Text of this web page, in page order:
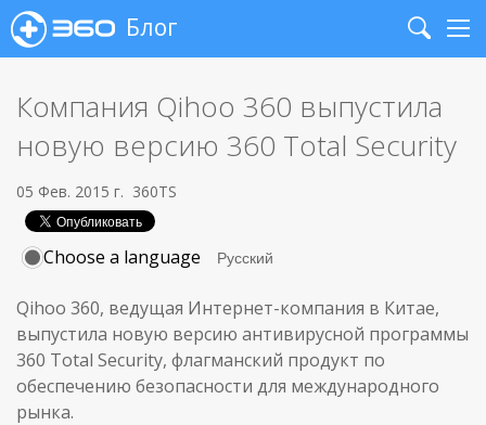
Блог
Search
Компания Qihoo 360 выпустила
новую версию 360 Total Security
05 Фев. 2015 г. 360TS
Choose a language
Qihoo 360, ведущая Интернет-компания в Китае,
выпустила новую версию антивирусной программы
360 Total Security, флагманский продукт по
обеспечению безопасности для международного
рынка.